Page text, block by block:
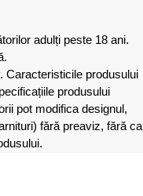
adulți peste 18 ani.
Caracteristicile produsului
produsului
pot modifica designul,
fără preaviz, fără ca